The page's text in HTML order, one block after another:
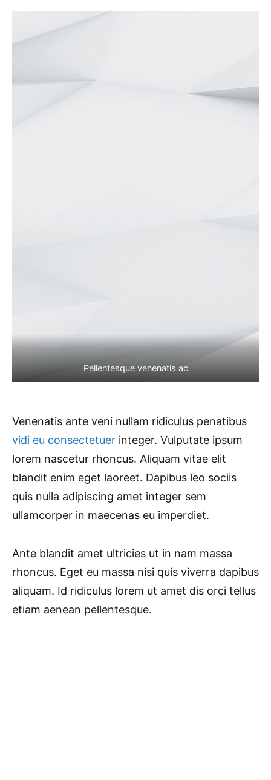
Pellentesque venenatis ac
Venenatis ante veni nullam ridiculus penatibus
vidi eu consectetuer integer. Vulputate ipsum
lorem nascetur rhoncus. Aliquam vitae elit
blandit enim eget laoreet. Dapibus leo sociis
quis nulla adipiscing amet integer sem
ullamcorper in maecenas eu imperdiet.
Ante blandit amet ultricies ut in nam massa
rhoncus. Eget eu massa nisi quis viverra dapibus
aliquam. Id ridiculus lorem ut amet dis orci tellus
etiam aenean pellentesque.